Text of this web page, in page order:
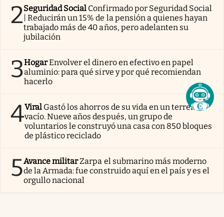
2Seguridad Social Confirmado por Seguridad Social
| Reducirán un 15% de la pensión a quienes hayan
trabajado más de 40 años, pero adelanten su
jubilación
3HogarEnvolver el dinero en efectivo en papel
aluminio: para qué sirve y por qué recomiendan
hacerlo
4Viral Gastó los ahorros de su vida en un terreno
vacío. Nueve años después, un grupo de
voluntarios le construyó una casa con 850 bloques
de plástico reciclado
5Avance militarZarpa el submarino más moderno
de la Armada: fue construido aquí en el país y es el
orgullo nacional